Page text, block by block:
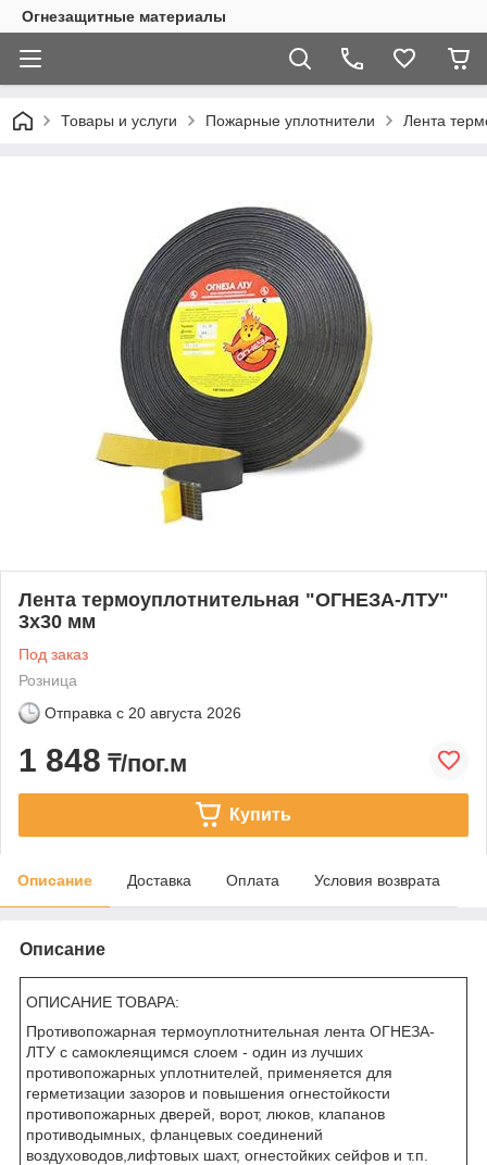
Огнезащитные материалы
Товары и услуги Пожарные уплотнители Лента
Лента термоуплотнительная "ОГНЕЗА-ЛТУ"
3х30 мм
Под заказ
Розница
Отправка с 20 августа 2026
1 848 ₸/пог.м
Купить
Описание Доставка Оплата Условия возврата
Описание
ОПИСАНИЕ ТОВАРА:
Противопожарная термоуплотнительная лента ОГНЕЗА-
ЛТУ с самоклеящимся слоем - один из лучших
противопожарных уплотнителей, применяется для
герметизации зазоров и повышения огнестойкости
противопожарных дверей, ворот, люков, клапанов
противодымных, фланцевых соединений
воздуховодов,лифтовых шахт, огнестойких сейфов и т.п.